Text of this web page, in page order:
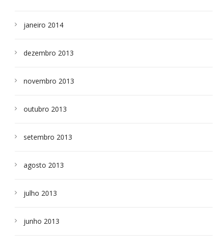
janeiro 2014
dezembro 2013
novembro 2013
outubro 2013
setembro 2013
agosto 2013
julho 2013
junho 2013